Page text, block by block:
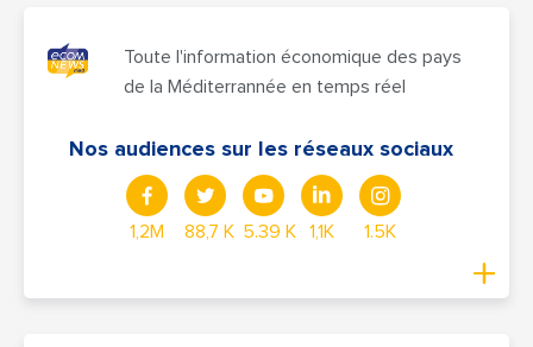
Toute l'information économique des pays
de la Méditerrannée en temps réel
Nos audiences sur les réseaux sociaux
1,2M 88,7 K 5.39 K 1,1K 1.5K